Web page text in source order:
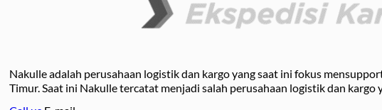
Nakulle adalah perusahaan logistik dan kargo yang saat ini fokus
Timur. Saat ini Nakulle tercatat menjadi salah perusahaan logistik dan kargo